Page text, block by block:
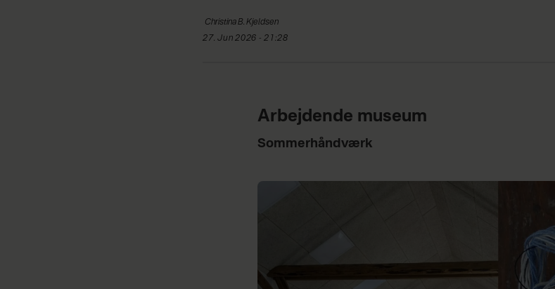
ChristinaB. Kjeldsen
27. Jun 2026 - 21:28
Arbejdende museum
Sommerhåndværk